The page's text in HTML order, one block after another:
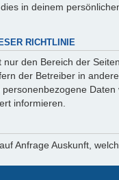
in deinem
RICHTLINIE
nur den Bereich der
der Betreiber in
Daten
informieren.
Anfrage Auskunft,